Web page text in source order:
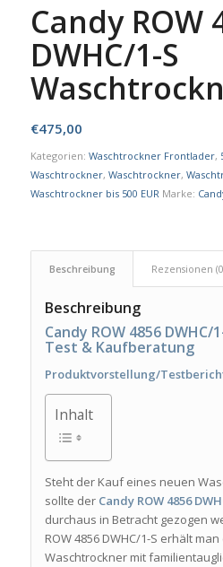
Candy ROW
DWHC/1-S
€475,00
Kategorien: Waschtrockner Frontlader,
Waschtrockner, Waschtrockner,
Waschtrockner bis 500 EUR Marke:
Beschreibung Rezensionen
Beschreibung
Candy ROW 4856
Test & Kaufberatung
Produktvorstellung/
Inhalt
Steht der Kauf eines neuen
sollte der Candy ROW 4856
durchaus in Betracht gezogen
ROW 4856 DWHC/1-S erhält
Waschtrockner mit